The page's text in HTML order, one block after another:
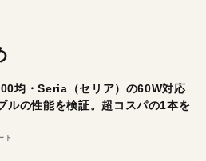
均・Seria（セリア）の60W対応
ルの性能を検証。超コスパの1本を
ト